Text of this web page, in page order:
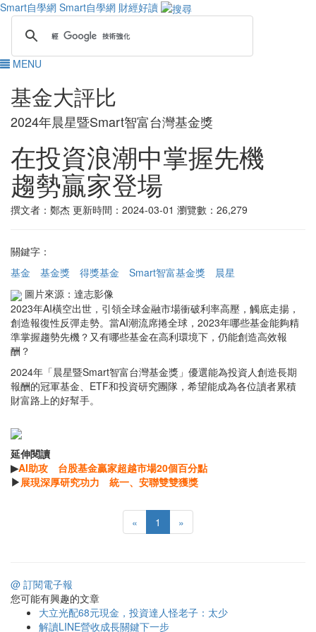
Smart自學網 Smart自學網 財經好讀
MENU
基金大評比
2024年晨星暨Smart智富台灣基金獎
在投資浪潮中掌握先機
趨勢贏家登場
撰文者：鄭杰 更新時間：2024-03-01 瀏覽數：26,279
關鍵字：
基金
基金獎 得獎基金 Smart智富基金獎
晨星
圖片來源：達志影像
2023年AI橫空出世，引領全球金融市場衝破利率高壓，觸底走揚，
創造報復性反彈走勢。當AI潮流席捲全球，2023年哪些基金能夠精
準掌握趨勢先機？又有哪些基金在高利環境下，仍能創造高效報
酬？
2024年「晨星暨Smart智富台灣基金獎」優選能為投資人創造長期
報酬的冠軍基金、ETF和投資研究團隊，希望能成為各位讀者累積
財富路上的好幫手。
延伸閱讀
▶AI助攻 台股基金贏家超越市場20個百分點
▶ 展現深厚研究功力 統一、安聯雙雙獲獎
« 1 »
@ 訂閱電子報
您可能有興趣的文章
大立光配68元現金，投資達人怪老子：太少
解讀LINE營收成長關鍵下一步